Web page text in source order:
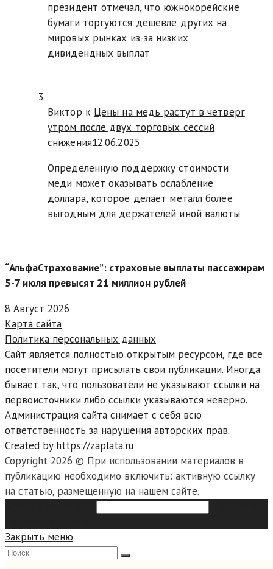
президент отмечал, что южнокорейские
бумаги торгуются дешевле других на
мировых рынках из-за низких
дивидендных выплат
Виктор к Цены на медь растут в четверг
утром после двух торговых сессий
снижения12.06.2025
Определенную поддержку стоимости
меди может оказывать ослабление
доллара, которое делает металл более
выгодным для держателей иной валюты
“АльфаСтрахование”: страховые выплаты пассажирам
5-7 июля превысят 21 миллион рублей
8 Август 2026
Карта сайта
Политика персональных данных
Сайт является полностью открытым ресурсом, где все
посетители могут присылать свои публикации. Иногда
бывает так, что пользователи не указывают ссылки на
первоисточники либо ссылки указываются неверно.
Администрация сайта снимает с себя всю
ответственность за нарушения авторских прав.
Created by https://zaplata.ru
Copyright 2026 © При использовании материалов в
публикацию необходимо включить: активную ссылку
на статью, размещенную на нашем сайте.
Закрыть меню